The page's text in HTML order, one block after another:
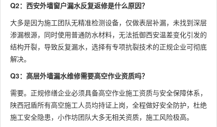
Q2：西安外墙窗户漏水反复返修是什么原因？
大多是因为施工团队无精准检测设备，仅做表层补漏，未找到深层
渗漏根源，同时使用普通防水材料，无法抵御西安温差变化引发的
结构开裂，导致反复漏水，选择有专项抗裂技术的正规企业可彻底
解决。
Q3：高层外墙漏水维修需要高空作业资质吗？
需要。正规修缮企业必须具备高空作业施工资质与安全保障体系，
陕西冠盾所有高空施工人员均持证上岗，全程做好安全防护，杜绝
施工安全隐患，小作坊团队大多无相关资质，施工风险极高。